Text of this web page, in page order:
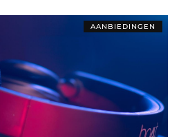
AANBIEDINGEN